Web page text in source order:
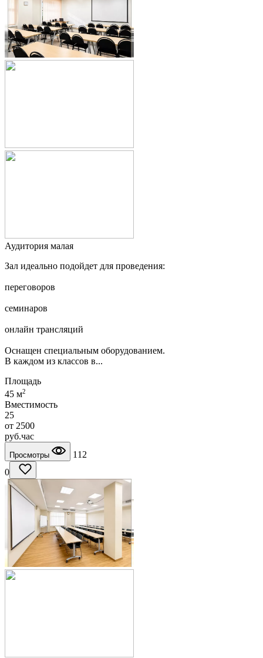
Аудитория малая
Зал идеально подойдет для проведения:
переговоров
семинаров
онлайн трансляций
Оснащен специальным оборудованием.
В каждом из классов в...
Площадь
45 м2
Вместимость
25
от 2500
руб.час
Просмотры
112
0